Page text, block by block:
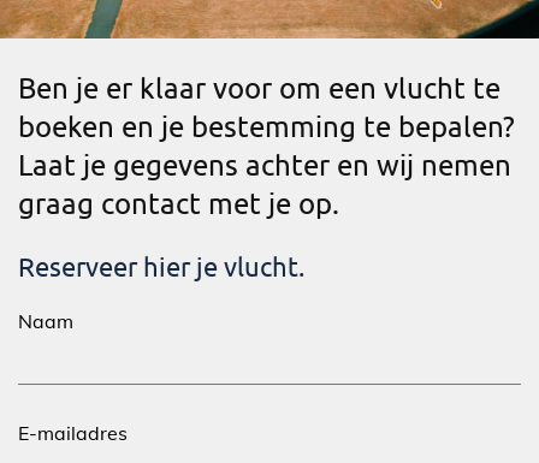
Ben je er klaar voor om een vlucht te
boeken en je bestemming te bepalen?
Laat je gegevens achter en wij nemen
graag contact met je op.
Reserveer hier je vlucht.
Naam
E-mailadres